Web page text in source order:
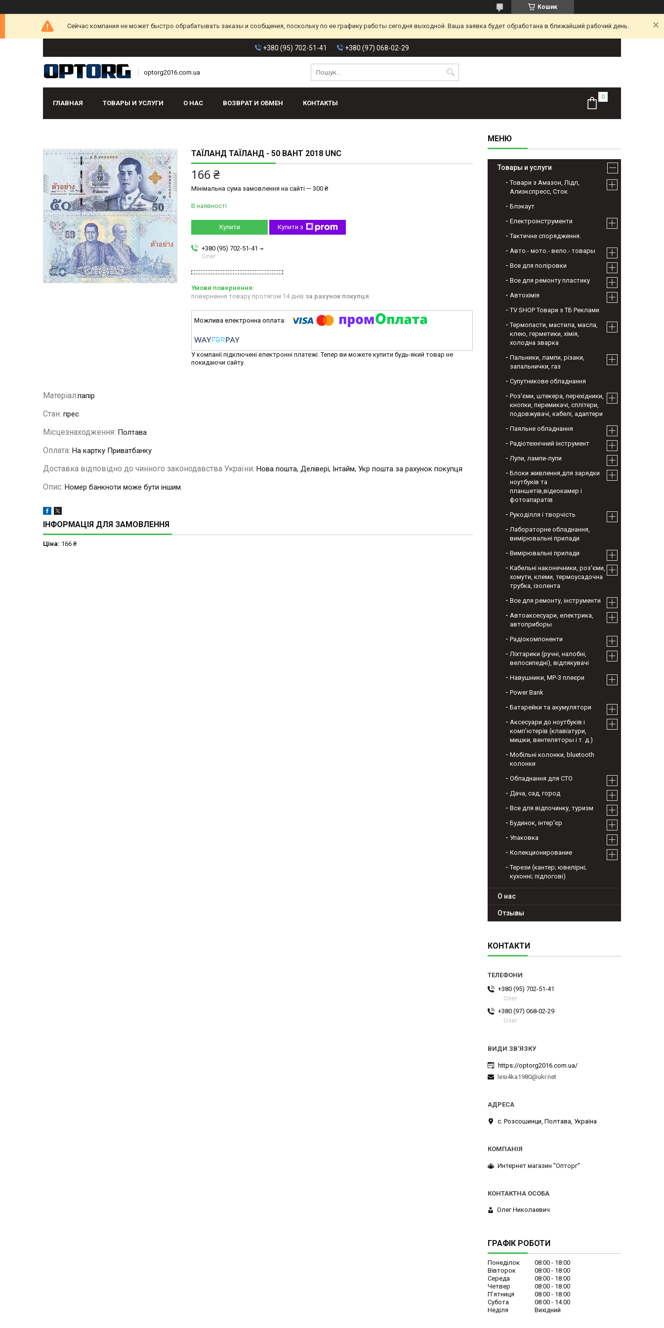
Кошик
Сейчас компания не может быстро обрабатывать заказы и сообщения, поскольку по ее графику работы сегодня выходной. Ваша заявка будет обработана в ближайший рабочий день.
+380 (95) 702-51-41 +380 (97) 068-02-29
optorg2016.com.ua
ГЛАВНАЯ ТОВАРЫ И УСЛУГИ О НАС ВОЗВРАТ И ОБМЕН КОНТАКТЫ
ТАЇЛАНД ТАЇЛАНД - 50 BAHT 2018 UNC
166 ₴
Мінімальна сума замовлення на сайті — 300 ₴
В наявності
Купити Купити з
+380 (95) 702-51-41
Олег
повернення товару протягом 14 днів за рахунок покупця
У компанії підключені електронні платежі. Тепер ви можете купити будь-який товар не
покидаючи сайту.
Матеріал:папір
Стан: прес
Місцезнаходження: Полтава
Оплата: На картку Приватбанку
Доставка відповідно до чинного законодавства України: Нова пошта, Делівері, Інтайм, Укр пошта за рахунок покупця
Опис: Номер банкноти може бути іншим.
ІНФОРМАЦІЯ ДЛЯ ЗАМОВЛЕННЯ
Ціна: 166 ₴
Товары и услуги
Товари з Амазон, Лідл,
Алиэкспресс, Сток
Блэкаут
Електроінструменти
Тактичне спорядження.
Авто.- мото.- вело.- товары
Все для поліровки
Все для ремонту пластику
Автохімія
TV SHOP Товари з ТБ Реклами
Термопасти, мастила, масла,
клею, герметики, хімія,
холодна зварка
Пальники, лампи, різаки,
запальнички, газ
Супутникове обладнання
Роз'єми, штекера, перехідники,
кнопки, перемикачі, сплітери,
подовжувачі, кабелі, адаптери
Паяльне обладнання
Радіотехнічний інструмент
Лупи, лампи-лупи
Блоки живлення,для зарядки
ноутбуків та
планшетів,відеокамер і
фотоапаратів
Рукоділля і творчість
Лабораторне обладнання,
вимірювальні прилади
Вимірювальні прилади
Кабельні наконечники, роз'єми,
хомути, клеми, термоусадочна
трубка, ізолента
Все для ремонту, інструменти
Автоаксесуари, електрика,
автоприборы
Радіокомпоненти
Ліхтарики (ручні, налобні,
велосипедні), відлякувачі
Навушники, МР-3 плеєри
Power Bank
Батарейки та акумулятори
Аксесуари до ноутбуків і
комп'ютерів (клавіатури,
мишки, вентеляторы і т. д.)
Мобільні колонки, bluetooth
колонки
Обладнання для СТО
Дача, сад, город
Все для відпочинку, туризм
Будинок, інтер'єр
Упаковка
Колекционирование
Терези (кантер; ювелірні;
кухонні; підлогові)
О нас
Отзывы
КОНТАКТИ
+380 (95) 702-51-41
Олег
+380 (97) 068-02-29
Олег
https://optorg2016.com.ua/
lesi4ka1980@ukr.net
с. Розсошинци, Полтава, Україна
Интернет магазин ''Опторг''
Олег Николаевич
ГРАФІК РОБОТИ
Понеділок 08:00
18:00
Вівторок
08:00
18:00
Середа
08:00
18:00
Четвер
08:00
18:00
Пʼятниця
08:00
18:00
Субота
08:00
14:00
Неділя
Вихідний